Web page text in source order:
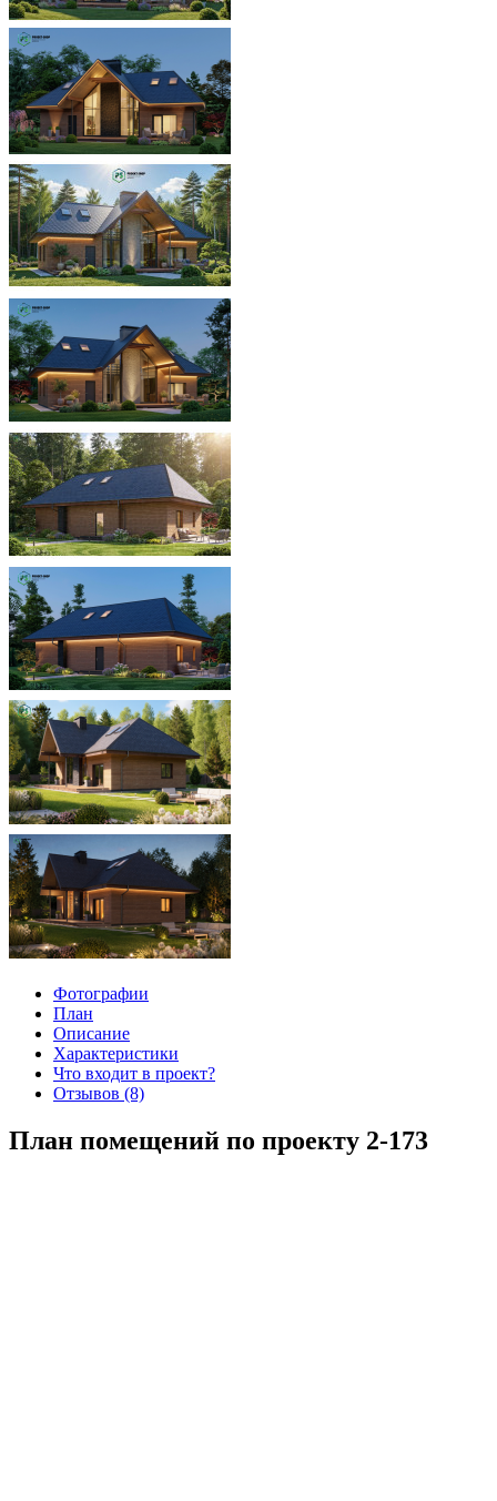
Фотографии
План
Описание
Характеристики
Что входит в проект?
Отзывов (8)
План помещений по проекту 2-173